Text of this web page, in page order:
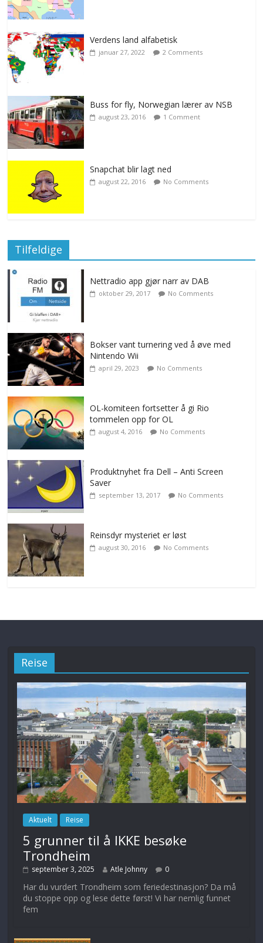
Verdens land alfabetisk
januar 27, 2022 2 Comments
Buss for fly, Norwegian lærer av NSB
august 23, 2016 1 Comment
Snapchat blir lagt ned
august 22, 2016 No Comments
Tilfeldige
Nettradio app gjør narr av DAB
oktober 29, 2017 No Comments
Bokser vant turnering ved å øve med
Nintendo Wii
april 29, 2023 No Comments
OL-komiteen fortsetter å gi Rio
tommelen opp for OL
august 4, 2016 No Comments
Produktnyhet fra Dell – Anti Screen
Saver
september 13, 2017 No Comments
Reinsdyr mysteriet er løst
august 30, 2016 No Comments
Reise
Aktuelt Reise
5 grunner til å IKKE besøke
Trondheim
september 3, 2025 Atle Johnny 0
Har du vurdert Trondheim som feriedestinasjon? Da må
du stoppe opp og lese dette først! Vi har nemlig funnet
fem